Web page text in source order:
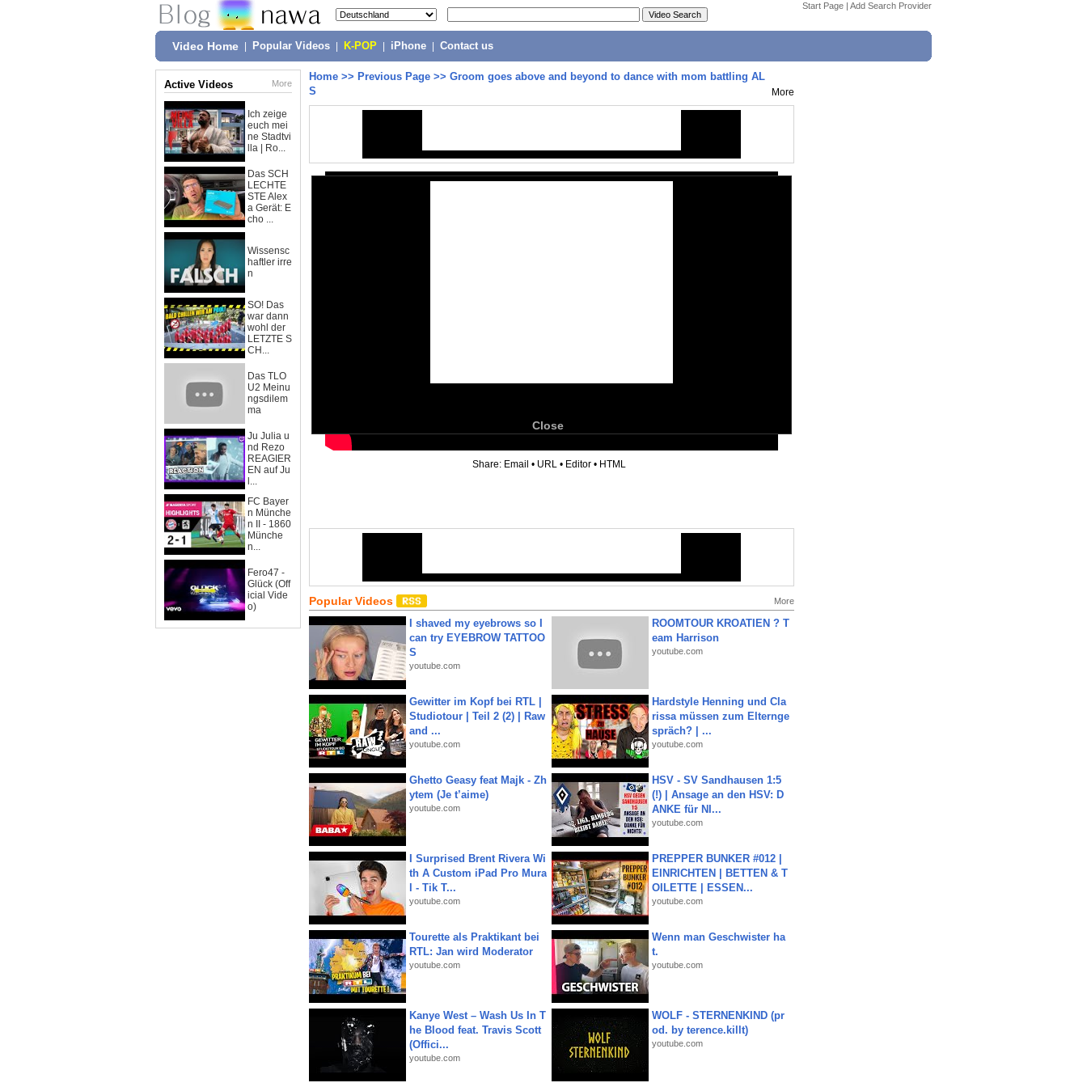
Start Page | Add Search Provider
Video Home Popular Videos K-POP iPhone Contact us
Active Videos More
Ich zeige
euch mei
ne Stadtvi
lla | Ro...
Das SCH
LECHTE
STE Alex
a Gerät: E
cho ...
Wissensc
haftler irre
n
SO! Das
war dann
wohl der
LETZTE S
CH...
Das TLO
U2 Meinu
ngsdilem
ma
Ju Julia u
nd Rezo
REAGIER
EN auf Ju
l...
FC Bayer
n Münche
n II - 1860
Münche
n...
Fero47 -
Glück (Off
icial Vide
o)
Home >> Previous Page >> Groom goes above and beyond to dance with mom battling AL
S
More
Close
Share: Email • URL • Editor • HTML
Popular Videos More
I shaved my eyebrows so I
can try EYEBROW TATTOO
S
youtube.com
ROOMTOUR KROATIEN ? T
eam Harrison
youtube.com
Gewitter im Kopf bei RTL |
Studiotour | Teil 2 (2) | Raw
and ...
youtube.com
Hardstyle Henning und Cla
rissa müssen zum Elternge
spräch? | ...
youtube.com
Ghetto Geasy feat Majk - Zh
ytem (Je t’aime)
youtube.com
HSV - SV Sandhausen 1:5
(!) | Ansage an den HSV: D
ANKE für NI...
youtube.com
I Surprised Brent Rivera Wi
th A Custom iPad Pro Mura
l - Tik T...
youtube.com
PREPPER BUNKER #012 |
EINRICHTEN | BETTEN & T
OILETTE | ESSEN...
youtube.com
Tourette als Praktikant bei
RTL: Jan wird Moderator
youtube.com
Wenn man Geschwister ha
t.
youtube.com
Kanye West – Wash Us In T
he Blood feat. Travis Scott
(Offici...
youtube.com
WOLF - STERNENKIND (pr
od. by terence.killt)
youtube.com